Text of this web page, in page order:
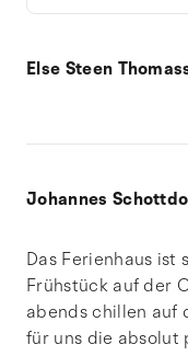
Else Steen
Johannes
Das Ferienhaus ist
Frühstück auf der
abends chillen auf
für uns die absolut